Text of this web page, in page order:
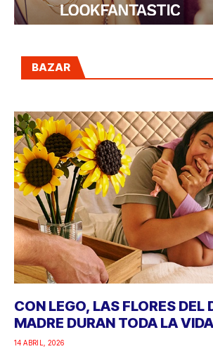
BAZAR
CON LEGO, LAS FLORES DEL
MADRE DURAN TODA LA VIDA
14 ABRIL, 2026